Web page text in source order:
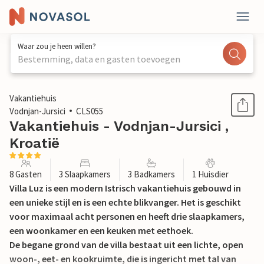
Waar zou je heen willen?
Bestemming, data en gasten toevoegen
1 / 55
Vakantiehuis
Vodnjan-Jursici
CLS055
Vakantiehuis - Vodnjan-Jursici ,
Kroatië
8 Gasten 3 Slaapkamers 3 Badkamers 1 Huisdier
Villa Luz is een modern Istrisch vakantiehuis gebouwd in
een unieke stijl en is een echte blikvanger. Het is geschikt
voor maximaal acht personen en heeft drie slaapkamers,
een woonkamer en een keuken met eethoek.
De begane grond van de villa bestaat uit een lichte, open
woon-, eet- en kookruimte, die is ingericht met tal van